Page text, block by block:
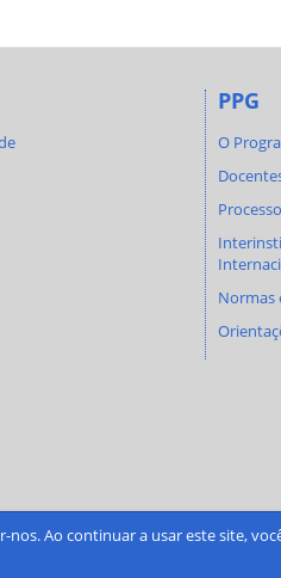
Ao continuar a usar este site,
PPG
O
Normas